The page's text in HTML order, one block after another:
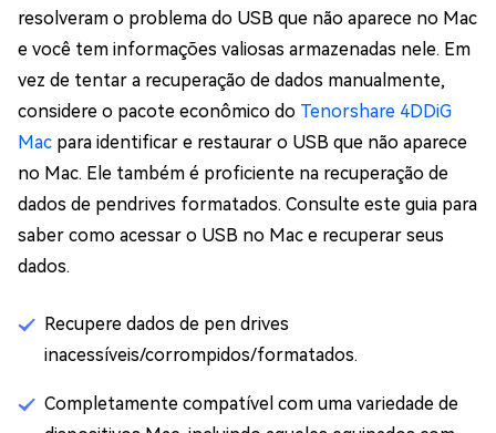
resolveram o problema do USB que não aparece no Mac
e você tem informações valiosas armazenadas nele. Em
vez de tentar a recuperação de dados manualmente,
considere o pacote econômico do Tenorshare 4DDiG
Mac para identificar e restaurar o USB que não aparece
no Mac. Ele também é proficiente na recuperação de
dados de pendrives formatados. Consulte este guia para
saber como acessar o USB no Mac e recuperar seus
dados.
Recupere dados de pen drives
inacessíveis/corrompidos/formatados.
Completamente compatível com uma variedade de